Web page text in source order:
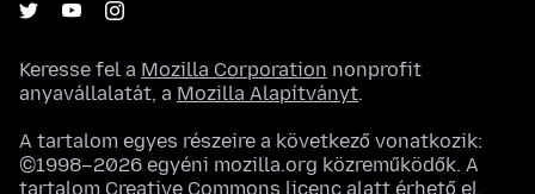
Keresse fel a Mozilla Corporation nonprofit
anyavállalatát, a Mozilla Alapítványt.
A tartalom egyes részeire a következő vonatkozik:
©1998–2026 egyéni mozilla.org közreműködők. A
tartalom Creative Commons licenc alatt érhető el.